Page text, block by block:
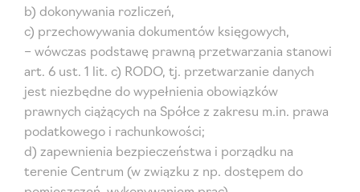
b) dokonywania rozliczeń,
c) przechowywania dokumentów księgowych,
– wówczas podstawę prawną przetwarzania stanowi
art. 6 ust. 1 lit. c) RODO, tj. przetwarzanie danych
jest niezbędne do wypełnienia obowiązków
prawnych ciążących na Spółce z zakresu m.in. prawa
podatkowego i rachunkowości;
d) zapewnienia bezpieczeństwa i porządku na
terenie Centrum (w związku z np. dostępem do